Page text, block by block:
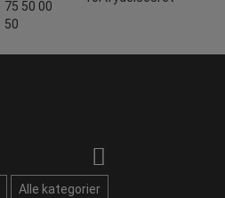
75 50 00
50
Alle kategorier